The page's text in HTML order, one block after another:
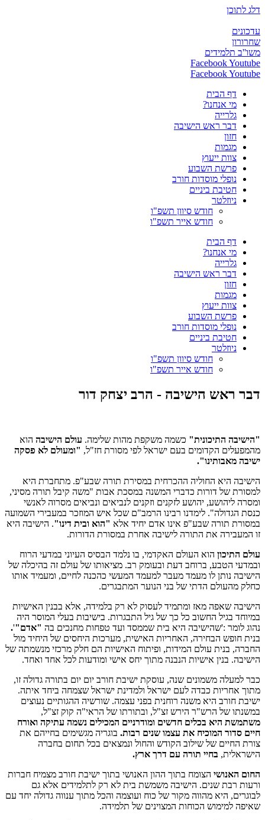
דלג לתוכן
עדכונים
שחרורון
משו''ב תלמידים
FacebookYoutube
FacebookYoutube
דף הבית
מי אנחנו?
גלרייה
דבר ראש הישיבה
חזון
מגמות
צוות ייעוץ
פרשת השבוע
נופלי מוסדות חורב
חטיבת ביניים
ניוזלטר
חודש סיוון תשפ"ו
חודש אייר תשפ"ו
דף הבית
מי אנחנו?
גלרייה
דבר ראש הישיבה
חזון
מגמות
צוות ייעוץ
פרשת השבוע
נופלי מוסדות חורב
חטיבת ביניים
ניוזלטר
חודש סיוון תשפ"ו
חודש אייר תשפ"ו
דבר ראש הישיבה - הרב יצחק דור
"הישיבה התיכונית" כשמה משקפת מהות שלימה. עולם הישיבה הוא
מהמפעלים הקדומים בעם ישראל לפי מסורת חז"ל, "ומעולם לא פסקה
ישיבה מאבותינו".
הישיבה היא החוליה ההכרחית במסירת תורה שבע"פ. מתחברת היא
למסורת של דורות כדברי המשנה במסכת אבות "משה קיבל תורה מסיני,
ומסרה ליהושע, יהושע לזקנים וזקנים לנביאים ונביאים מסרוה לאנשי
כנסת הגדולה". לימדנו רבינו הרמב"ם שכל איש המוזכר במעבירי השמועה
במסורת תורה שבע"פ אינו אדם יחיד אלא "הוא ובית דינו". הישיבה היא
זו המעבירה את התורה לישיבה אחרת במסורת הדורות.
עולם התיכון הוא העולם האקדמי, בו נלמד הבסיס העיוני במדעי הרוח
ובמדעי הטבע, ברוחב דעת ובעומק רב. מציאותו של עולם זה בהיכלה של
הישיבה נותן לו מעמד מעבר למעמד המעשי כהכנה לחיים, ומעמיד אותו
כחלק מהעולם הדתי של בני הנוער המתבגרים.
הישיבה שאפה מאז ומתמיד לעסוק לא רק בלמידה, אלא בבנין האישיות
במיוחד בגיל החשוב כל כך של גיל התבגרות. בישיבות בעלי המוסר היה
נהוג לומר :'שהישיבה היא בית שממסד ועד טפחות מחנכים בה "אדם"'
.
בנית חופש הבחירה, האחריות האישית, מערכות היחסים של היחיד מול
החברה, בנית עולם המידות, ופיתוח האישיות הם חלק מרכזי מנשמתה של
הישיבה. בנין אישיות הנבנה מתוך יחס אישי ומודעות לכל אחד ואחד.
כבר למעלה משמונים שנה, עוסקת ישיבת חורב יום יום בתורה גדולה זו,
מתוך אחריות כבדה לעם ישראל ולמדינת ישראל שצמחה ביחד איתה.
ישיבת חורב היא משנה רוחנית בפני עצמה. שורשיה ההגותיים נעוצים
במשנתו של הרש"ר הירש זצ"ל, ובתורתו של הראי"ה קוק זצ"ל,
משתמשת היא בכלים חדשים ומודרניים המכילים נשמה עתיקה ואורח
חיים סדור המוכיח את עצמו שנים רבות. בוגריה מגשימים בחייהם את
צורת החיים של שילוב הקודש והחול ונמצאים בכל תחום בחברה
הישראלית, בחיי תורה עם דרך ארץ.
החום האנושי הצומח בתוך ההון האנושי בתוך ישיבת חורב מצמיח חברות
ורעות רבת שנים. הישיבה משמשת בית לא רק לתלמידים אלא גם
לבוגרים, היא מהווה מקור של כוח ועוצמה והכל מתוך ענווה גדולה יחד עם
שאיפה למימוש הכוחות המצוינים של תלמידה.